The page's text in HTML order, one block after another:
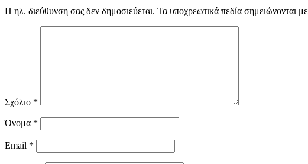
Η ηλ. διεύθυνση σας δεν δημοσιεύεται. Τα υποχρεωτικά πεδία σημειώνονται με
Σχόλιο *
Όνομα *
Email *